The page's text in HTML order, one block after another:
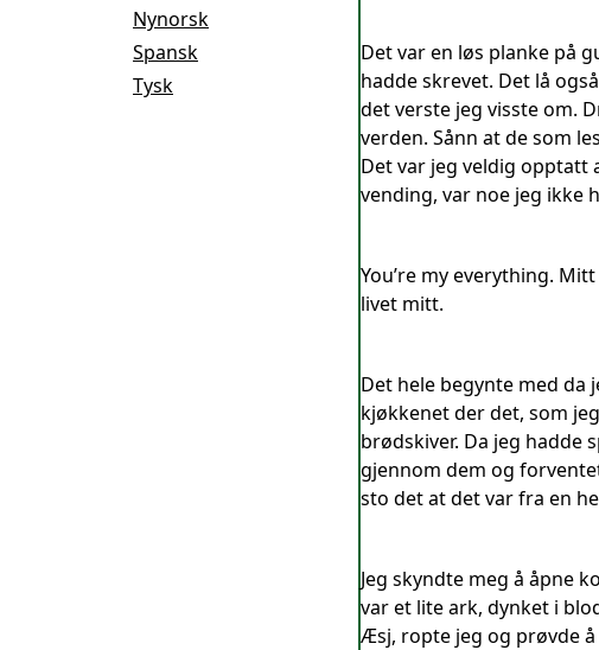
Nynorsk
Spansk
Tysk
Det var en løs planke på
hadde skrevet. Det lå
det verste jeg visste om.
verden. Sånn at de som
Det var jeg veldig opptatt
vending, var noe jeg ikke
You’re my everything.
livet mitt.
Det hele begynte med da
kjøkkenet der det, som
brødskiver. Da jeg hadde
gjennom dem og
sto det at det var fra en
Jeg skyndte meg å åpne
var et lite ark, dynket i
Æsj, ropte jeg og prøvde å